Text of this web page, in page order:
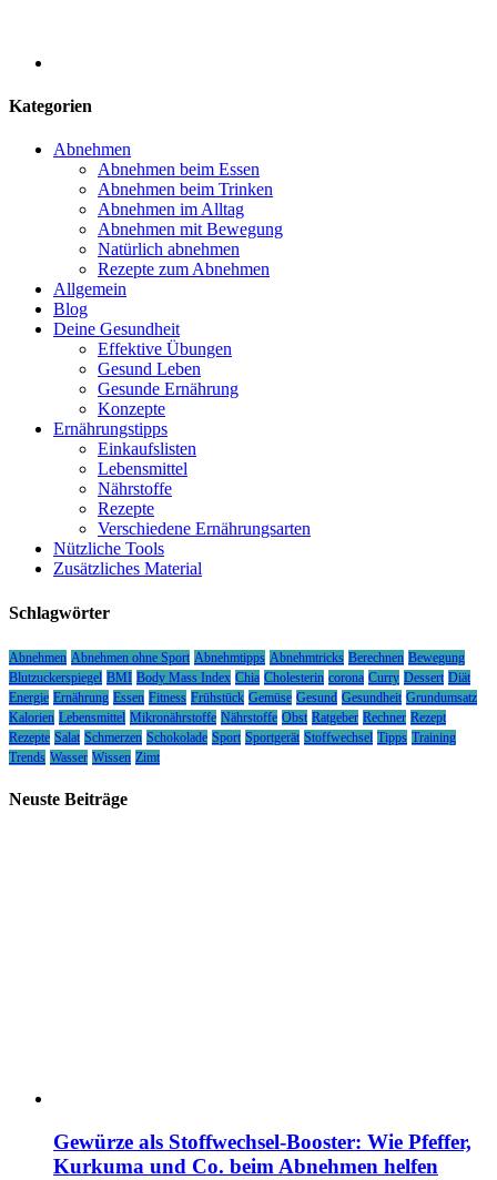
Kategorien
Abnehmen
Abnehmen beim Essen
Abnehmen beim Trinken
Abnehmen im Alltag
Abnehmen mit Bewegung
Natürlich abnehmen
Rezepte zum Abnehmen
Allgemein
Blog
Deine Gesundheit
Effektive Übungen
Gesund Leben
Gesunde Ernährung
Konzepte
Ernährungstipps
Einkaufslisten
Lebensmittel
Nährstoffe
Rezepte
Verschiedene Ernährungsarten
Nützliche Tools
Zusätzliches Material
Schlagwörter
Abnehmen Abnehmen ohne Sport Abnehmtipps Abnehmtricks Berechnen Bewegung
Blutzuckerspiegel BMI Body Mass Index Chia Cholesterin corona Curry Dessert Diät
Energie Ernährung Essen Fitness Frühstück Gemüse Gesund Gesundheit Grundumsatz
Kalorien Lebensmittel Mikronährstoffe Nährstoffe Obst Ratgeber Rechner Rezept
Rezepte Salat Schmerzen Schokolade Sport Sportgerät Stoffwechsel Tipps Training
Trends Wasser Wissen Zimt
Neuste Beiträge
Gewürze als Stoffwechsel-Booster: Wie Pfeffer,
Kurkuma und Co. beim Abnehmen helfen